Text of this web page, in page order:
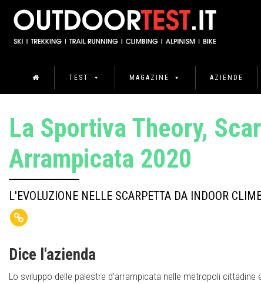
TEST MAGAZINE AZIENDE
La Sportiva Theory,
Arrampicata 2020
L'EVOLUZIONE NELLE SCARPETTA DA INDOOR
Dice l'azienda
Lo sviluppo delle palestre d’arrampicata nelle metropoli